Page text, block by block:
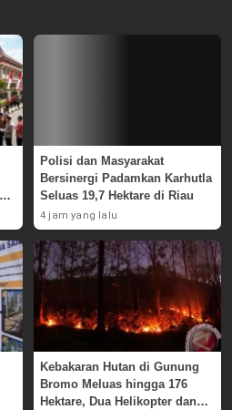
Polisi dan Masyarakat
Bersinergi Padamkan Karhutla
Seluas 19,7 Hektare di Riau
4 jam yang lalu
Kebakaran Hutan di Gunung
Bromo Meluas hingga 176
Hektare, Dua Helikopter dan